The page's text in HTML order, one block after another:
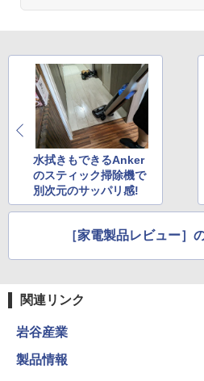
水拭きもできるAnker
のスティック掃除機で
別次元のサッパリ感!
［家電製品レビュー］
関連リンク
岩谷産業
製品情報